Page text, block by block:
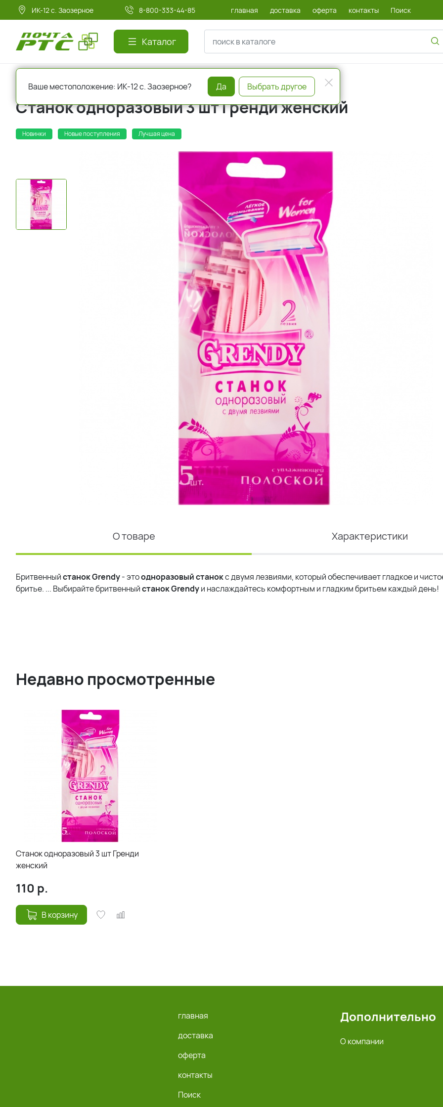
ИК-12 с. Заозерное 8-800-333-44-85 главная доставка оферта контакты Поиск
Каталог
Станок одноразовый 3 шт Гренди женский
Новинки Новые поступления Лучшая цена
О товаре Характеристики
БритвенныйстанокGrendy- этоодноразовыйстанокс двумя лезвиями, который обеспечивает гладкое и
бритье. ... Выбирайте бритвенныйстанокGrendyи наслаждайтесь комфортным и гладким бритьем каждый день!
Недавно просмотренные
Станок одноразовый 3 шт Гренди
женский
110 р.
В корзину
главная
доставка
оферта
контакты
Поиск
Дополнительно
О компании
Ваше местоположение: ИК-12 с. Заозерное? Да Выбрать другое